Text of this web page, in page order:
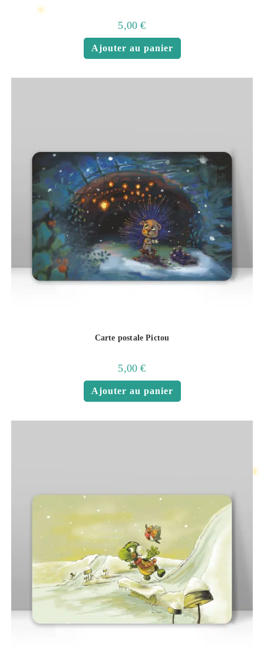
5,00€
Ajouter au panier
Carte postale Pictou
5,00€
Ajouter au panier